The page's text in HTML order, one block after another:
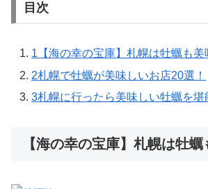
目次
1 【海の幸の宝庫】札幌は牡蠣も美
2札幌で牡蠣が美味しいお店20選！
3札幌に行ったら美味しい牡蠣を堪
【海の幸の宝庫】札幌は牡蠣